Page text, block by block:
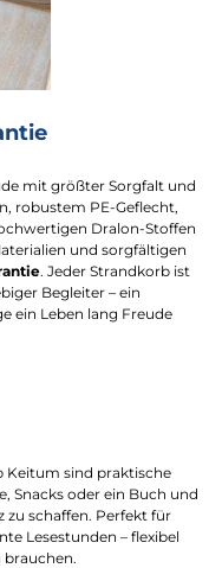
mit größter Sorgfalt und
robustem PE-Geflecht,
Dralon-Stoffen
und sorgfältigen
. Jeder Strandkorb ist
Begleiter – ein
ein Leben lang Freude
Keitum sind praktische
Snacks oder ein Buch und
zu schaffen. Perfekt für
Lesestunden – flexibel
brauchen.